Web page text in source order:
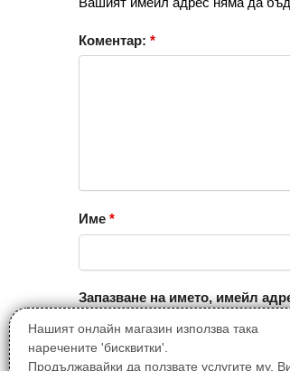
Коментар: *
Име *
Запазване на името, имейл
Нашият онлайн магазин използва така
наречените 'бисквитки'.
Продължавайки да ползвате услугите му,